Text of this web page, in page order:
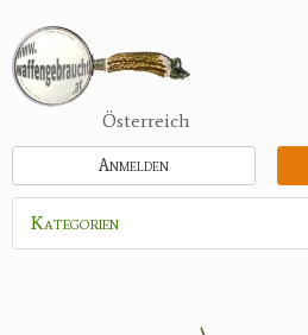
zum
Inhalt
Österreich
Anmelden
Kategorien